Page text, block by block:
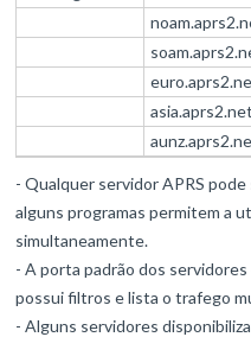
asia.aprs2.net
- Qualquer servidor APRS
alguns programas permitem a
simultaneamente.
- A porta padrão dos
possui filtros e lista o trafego
- Alguns servidores